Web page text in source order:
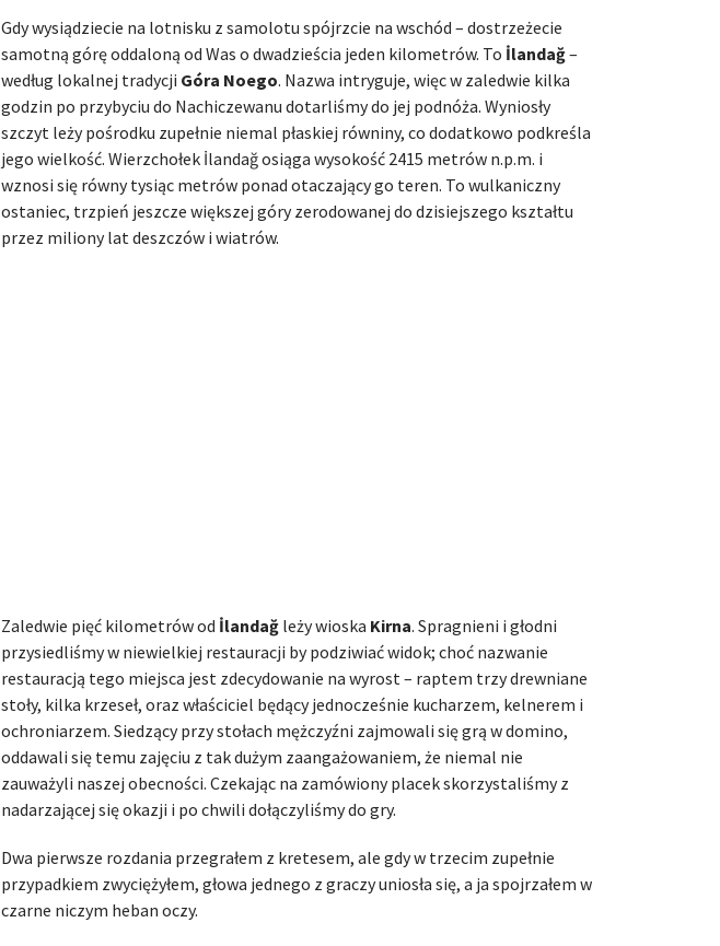
Gdy wysiądziecie na lotnisku z samolotu spójrzcie na wschód – dostrzeżecie
samotną górę oddaloną od Was o dwadzieścia jeden kilometrów. To İlandağ–
według lokalnej tradycji Góra Noego. Nazwa intryguje, więc w zaledwie kilka
godzin po przybyciu do Nachiczewanu dotarliśmy do jej podnóża. Wyniosły
szczyt leży pośrodku zupełnie niemal płaskiej równiny, co dodatkowo podkreśla
jego wielkość. Wierzchołek İlandağ osiąga wysokość 2415 metrów n.p.m. i
wznosi się równy tysiąc metrów ponad otaczający go teren. To wulkaniczny
ostaniec, trzpień jeszcze większej góry zerodowanej do dzisiejszego kształtu
przez miliony lat deszczów i wiatrów.
Zaledwie pięć kilometrów od İlandağ leży wioska Kirna. Spragnieni i głodni
przysiedliśmy w niewielkiej restauracji by podziwiać widok; choć nazwanie
restauracją tego miejsca jest zdecydowanie na wyrost – raptem trzy drewniane
stoły, kilka krzeseł, oraz właściciel będący jednocześnie kucharzem, kelnerem i
ochroniarzem. Siedzący przy stołach mężczyźni zajmowali się grą w domino,
oddawali się temu zajęciu z tak dużym zaangażowaniem, że niemal nie
zauważyli naszej obecności. Czekając na zamówiony placek skorzystaliśmy z
nadarzającej się okazji i po chwili dołączyliśmy do gry.
Dwa pierwsze rozdania przegrałem z kretesem, ale gdy w trzecim zupełnie
przypadkiem zwyciężyłem, głowa jednego z graczy uniosła się, a ja spojrzałem w
czarne niczym heban oczy.